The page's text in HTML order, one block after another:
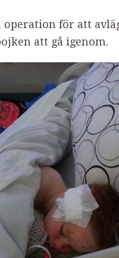
operation för att
att gå igenom.